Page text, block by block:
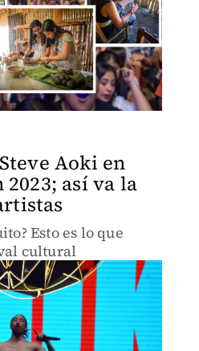
Aoki en
así va la
Esto es lo que
cultural